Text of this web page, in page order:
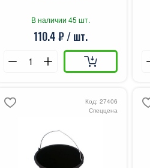
В наличии 45 шт.
110.4 ₽ / шт.
Код: 27406
Спеццена